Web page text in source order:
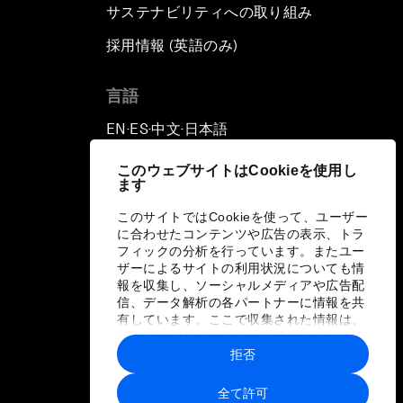
このウェブサイトはCookieを使用し
ます
このサイトではCookieを使って、ユーザー
に合わせたコンテンツや広告の表示、トラ
フィックの分析を行っています。またユー
ザーによるサイトの利用状況についても情
報を収集し、ソーシャルメディアや広告配
信、データ解析の各パートナーに情報を共
有しています。ここで収集された情報は、
ユーザーが各パートナーに提供した他の情
報や各パートナーのサービスを使用した際
に収集された情報と組み合わされ、各パー
トナーによって使用されることがありま
全て許可
拒否
サステナビリティへの取り組み
採用情報 (英語のみ)
言語
EN ▪ ES▪中文▪ 日本語